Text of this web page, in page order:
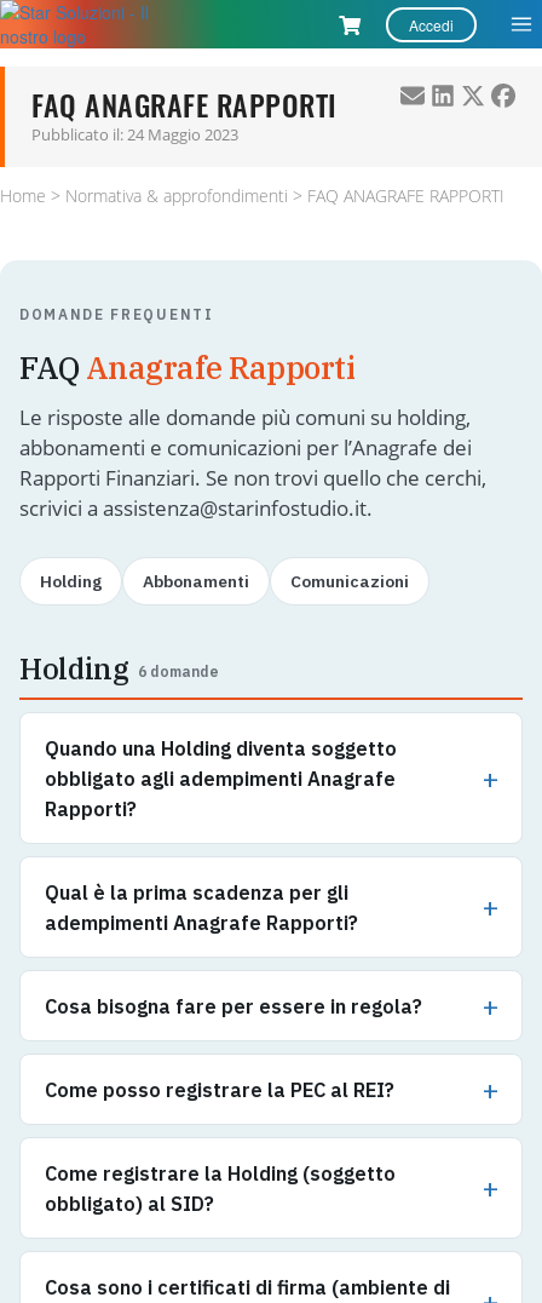
Accedi
Soluzioni
FAQ ANAGRAFE RAPPORTI
Pubblicato il:24 Maggio 2023
Home > Normativa & approfondimenti > FAQ ANAGRAFE RAPPORTI
DOMANDE FREQUENTI
FAQ Anagrafe Rapporti
Le risposte alle domande più comuni su holding,
abbonamenti e comunicazioni per l’Anagrafe dei
Rapporti Finanziari. Se non trovi quello che cerchi,
scrivici a assistenza@starinfostudio.it.
Holding Abbonamenti Comunicazioni
Holding 6 domande
Quando una Holding diventa soggetto
obbligato agli adempimenti Anagrafe
Rapporti?
Qual è la prima scadenza per gli
adempimenti Anagrafe Rapporti?
Cosa bisogna fare per essere in regola?
Come posso registrare la PEC al REI?
Come registrare la Holding (soggetto
obbligato) al SID?
Cosa sono i certificati di firma (ambiente di